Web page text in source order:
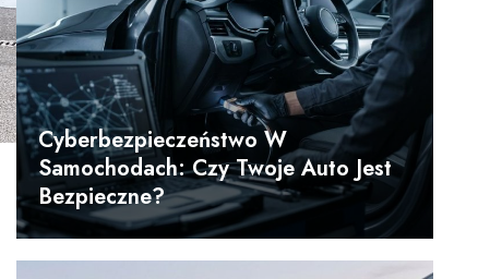
Cyberbezpieczeństwo W
Samochodach: Czy Twoje Auto Jest
Bezpieczne?